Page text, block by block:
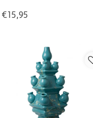
zal u inspireren.
€15,95